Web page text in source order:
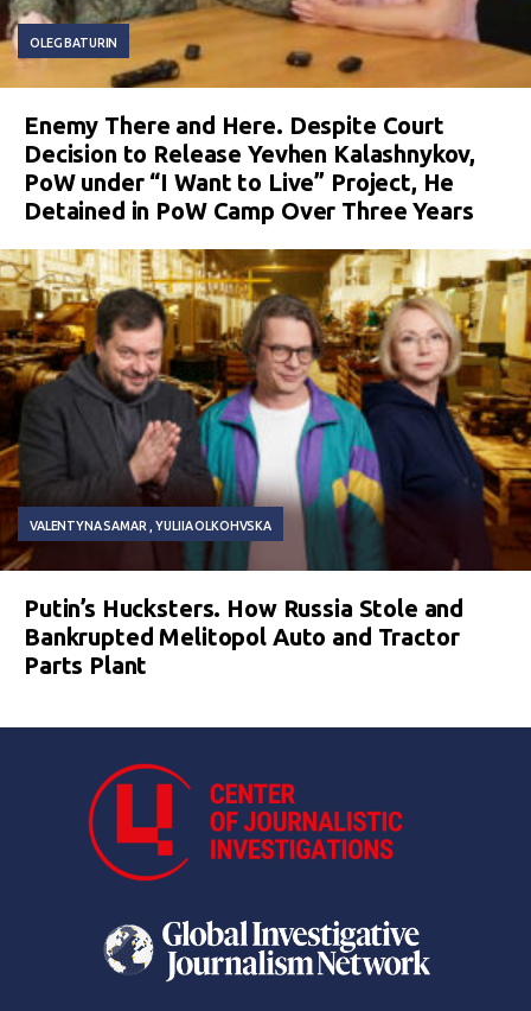
OLEG BATURIN
Enemy There and Here. Despite Court
Decision to Release Yevhen Kalashnykov,
PoW under “I Want to Live” Project, He
Detained in PoW Camp Over Three Years
VALENTYNA SAMAR YULIIA OLKOHVSKA
Putin’s Hucksters. How Russia Stole and
Bankrupted Melitopol Auto and Tractor
Parts Plant